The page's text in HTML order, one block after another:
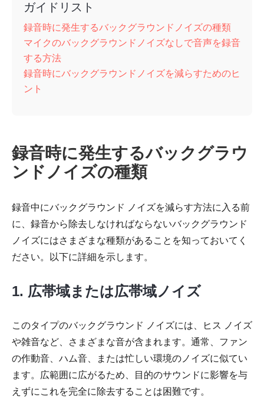
ガイドリスト
録音時に発生するバックグラウンドノイズの種類
マイクのバックグラウンドノイズなしで音声を録音
する方法
録音時にバックグラウンドノイズを減らすためのヒ
ント
録音時に発生するバックグラウ
ンドノイズの種類
録音中にバックグラウンド ノイズを減らす方法に入る前
に、録音から除去しなければならないバックグラウンド
ノイズにはさまざまな種類があることを知っておいてく
ださい。以下に詳細を示します。
1. 広帯域または広帯域ノイズ
このタイプのバックグラウンド ノイズには、ヒス ノイズ
や雑音など、さまざまな音が含まれます。通常、ファン
の作動音、ハム音、または忙しい環境のノイズに似てい
ます。広範囲に広がるため、目的のサウンドに影響を与
えずにこれを完全に除去することは困難です。